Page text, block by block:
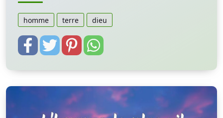
homme terre dieu